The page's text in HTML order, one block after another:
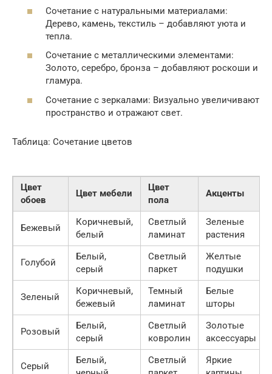
Сочетание с натуральными материалами:
Дерево, камень, текстиль – добавляют уюта и
тепла.
Сочетание с металлическими элементами:
Золото, серебро, бронза – добавляют роскоши и
гламура.
Сочетание с зеркалами: Визуально увеличивают
пространство и отражают свет.
Таблица: Сочетание цветов
Цвет
обоев
Цвет мебели
Цвет
пола
Акценты
Бежевый
Коричневый,
белый
Светлый
ламинат
Зеленые
растения
Голубой
Белый,
серый
Светлый
паркет
Желтые
подушки
Зеленый
Коричневый,
бежевый
Темный
ламинат
Белые
шторы
Розовый
Белый,
серый
Светлый
ковролин
Золотые
аксессуары
Серый
Белый,
Светлый
Яркие